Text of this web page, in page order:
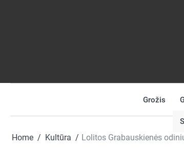
NAUJIENĄ
Grožis
Home Kultūra Lolitos Grabauskienės